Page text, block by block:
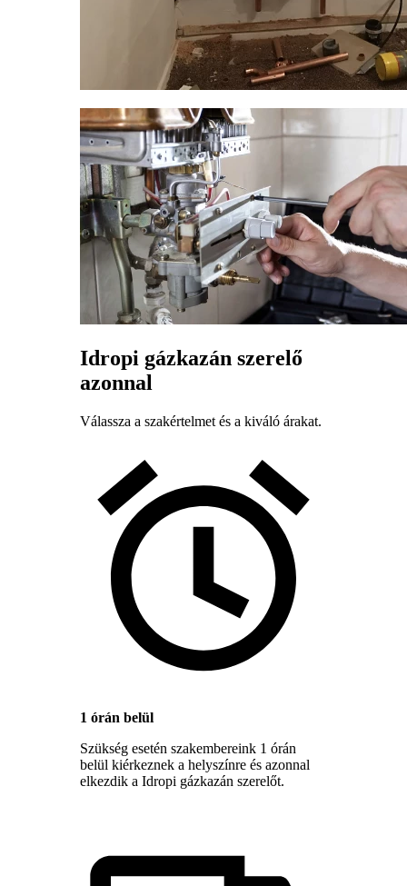
Idropi gázkazán szerelő
azonnal
Válassza a szakértelmet és a kiváló árakat.
1 órán belül
Szükség esetén szakembereink 1 órán
belül kiérkeznek a helyszínre és azonnal
elkezdik a Idropi gázkazán szerelőt.